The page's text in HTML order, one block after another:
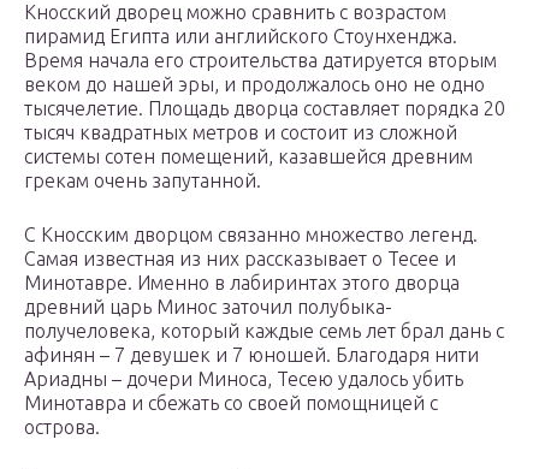
Кносский дворец можно сравнить с возрастом
пирамид Египта или английского Стоунхенджа.
Время начала его строительства датируется вторым
веком до нашей эры, и продолжалось оно не одно
тысячелетие. Площадь дворца составляет порядка 20
тысяч квадратных метров и состоит из сложной
системы сотен помещений, казавшейся древним
грекам очень запутанной.
С Кносским дворцом связанно множество легенд.
Самая известная из них рассказывает о Тесее и
Минотавре. Именно в лабиринтах этого дворца
древний царь Минос заточил полубыка-
получеловека, который каждые семь лет брал дань с
афинян – 7 девушек и 7 юношей. Благодаря нити
Ариадны – дочери Миноса, Тесею удалось убить
Минотавра и сбежать со своей помощницей с
острова.